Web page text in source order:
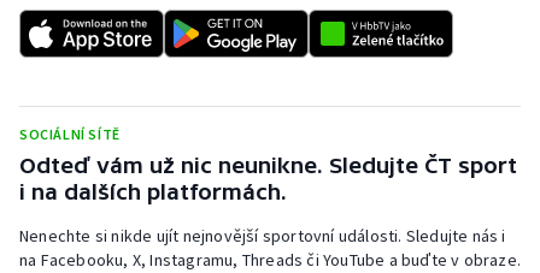
SOCIÁLNÍ SÍTĚ
Odteď vám už nic neunikne. Sledujte ČT sport
i na dalších platformách.
Nenechte si nikde ujít nejnovější sportovní události. Sledujte nás i
na Facebooku, X, Instagramu, Threads či YouTube a buďte v obraze.